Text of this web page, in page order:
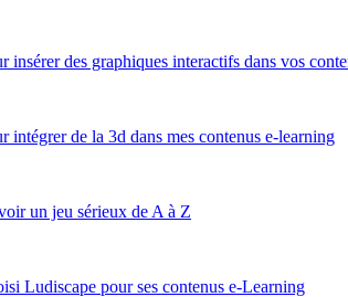
insérer des graphiques interactifs dans vos
intégrer de la 3d dans mes contenus e-learning
un jeu sérieux de A à Z
Ludiscape pour ses contenus e-Learning